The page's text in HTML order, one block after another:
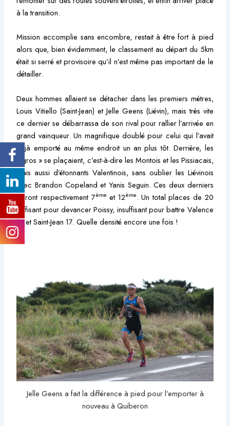
à la transition.
Mission accomplie sans encombre, restait à être fort à pied
alors que, bien évidemment, le classement au départ du 5km
était si serré et provisoire qu’il n’est même pas important de le
détailler.
Deux hommes allaient se détacher dans les premiers mètres,
Louis Vitiello (Saint-Jean) et Jelle Geens (Liévin), mais très vite
ce dernier se débarrassa de son rival pour rallier l’arrivée en
grand vainqueur. Un magnifique doublé pour celui qui l’avait
déjà emporté au même endroit un an plus tôt. Derrière, les
« gros » se plaçaient, c’est-à-dire les Montois et les Pissiacais,
mais aussi d’étonnants Valentinois, sans oublier les Liévinois
avec Brandon Copeland et Yanis Seguin. Ces deux derniers
finiront respectivement 7ème et 12ème. Un total places de 20
suffisant pour devancer Poissy, insuffisant pour battre Valence
18 et Saint-Jean 17. Quelle densité encore une fois !
Jelle Geens a fait la différence à pied pour l’emporter à
nouveau à Quiberon